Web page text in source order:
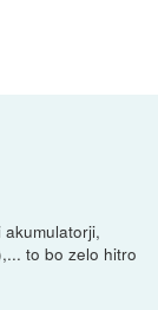
to bo zelo hitro